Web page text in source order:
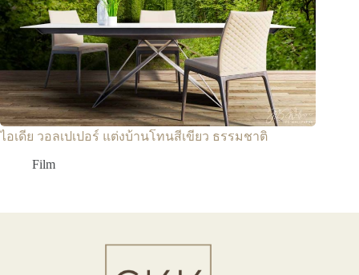
ไอเดีย วอลเปเปอร์ แต่งบ้านโทนสีเขียว ธรรมชาติ
Film